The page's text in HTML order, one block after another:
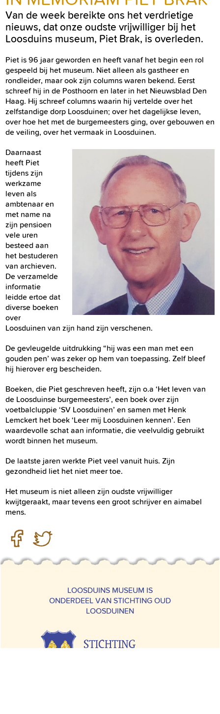
Van de week bereikte ons het verdrietige
nieuws, dat onze oudste vrijwilliger bij het
Loosduins museum, Piet Brak, is overleden.
Piet is 96 jaar geworden en heeft vanaf het begin een rol
gespeeld bij het museum. Niet alleen als gastheer en
rondleider, maar ook zijn columns waren bekend. Eerst
schreef hij in de Posthoorn en later in het Nieuwsblad Den
Haag. Hij schreef columns waarin hij vertelde over het
zelfstandige dorp Loosduinen; over het dagelijkse leven,
over hoe het met de burgemeesters ging, over gebouwen en
de veiling, over het vermaak in Loosduinen.
Daarnaast
heeft Piet
tijdens zijn
werkzame
leven als
ambtenaar en
met name na
zijn pensioen
vele uren
besteed aan
het bestuderen
van archieven.
De verzamelde
informatie
leidde ertoe dat
diverse boeken
over
Loosduinen van zijn hand zijn verschenen.
De gevleugelde uitdrukking “hij was een man met een
gouden pen’ was zeker op hem van toepassing. Zelf bleef
hij hierover erg bescheiden.
Boeken, die Piet geschreven heeft, zijn o.a ‘Het leven van
de Loosduinse burgemeesters’, een boek over zijn
voetbalcluppie ‘SV Loosduinen’ en samen met Henk
Lemckert het boek ‘Leer mij Loosduinen kennen’. Een
waardevolle schat aan informatie, die veelvuldig gebruikt
wordt binnen het museum.
De laatste jaren werkte Piet veel vanuit huis. Zijn
gezondheid liet het niet meer toe.
Het museum is niet alleen zijn oudste vrijwilliger
kwijtgeraakt, maar tevens een groot schrijver en aimabel
mens.
LOOSDUINS MUSEUM IS
ONDERDEEL VAN STICHTING OUD
LOOSDUINEN